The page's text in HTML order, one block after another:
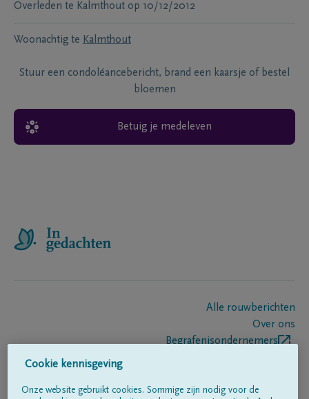
Overleden te Kalmthout op 10/12/2012
Woonachtig te Kalmthout
Stuur een condoléancebericht, brand een kaarsje of bestel
bloemen
Betuig je medeleven
Alle rouwberichten
Over ons
Begrafenisondernemers
Cookie kennisgeving
Onze website gebruikt cookies. Sommige zijn nodig voor de